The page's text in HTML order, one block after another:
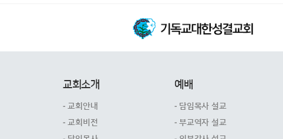
교회소개
- 교회안내
- 교회비전
예배
- 담임목사 설교
- 부교역자 설교